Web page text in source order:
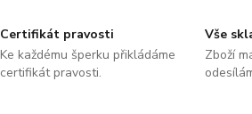
Certifikát pravosti
Ke každému šperku přikládáme
certifikát pravosti.
Vše
Zboží